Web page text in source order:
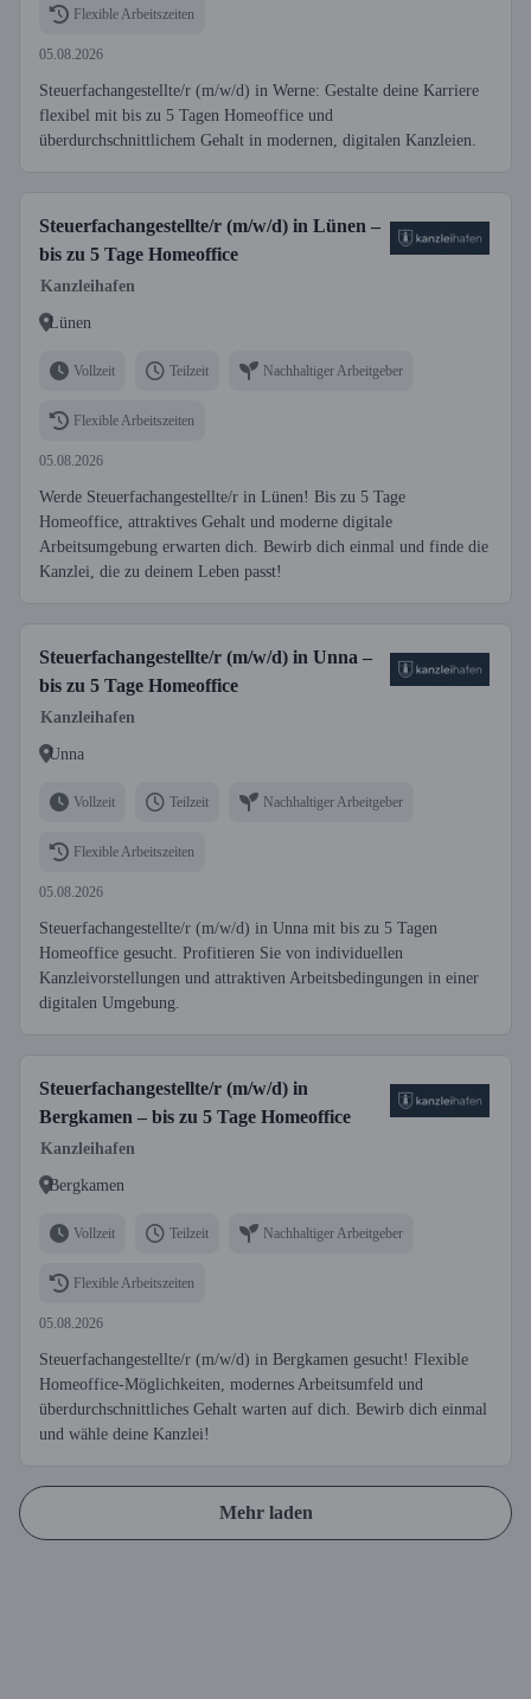
Flexible Arbeitszeiten
05.08.2026
Steuerfachangestellte/r (m/w/d) in Werne: Gestalte deine Karriere
flexibel mit bis zu 5 Tagen Homeoffice und
überdurchschnittlichem Gehalt in modernen, digitalen Kanzleien.
Steuerfachangestellte/r (m/w/d) in Lünen –
bis zu 5 Tage Homeoffice
Kanzleihafen
Lünen
Vollzeit Teilzeit Nachhaltiger Arbeitgeber
Flexible Arbeitszeiten
05.08.2026
Werde Steuerfachangestellte/r in Lünen! Bis zu 5 Tage
Homeoffice, attraktives Gehalt und moderne digitale
Arbeitsumgebung erwarten dich. Bewirb dich einmal und finde die
Kanzlei, die zu deinem Leben passt!
Steuerfachangestellte/r (m/w/d) in Unna –
bis zu 5 Tage Homeoffice
Kanzleihafen
Unna
Vollzeit Teilzeit Nachhaltiger Arbeitgeber
Flexible Arbeitszeiten
05.08.2026
Steuerfachangestellte/r (m/w/d) in Unna mit bis zu 5 Tagen
Homeoffice gesucht. Profitieren Sie von individuellen
Kanzleivorstellungen und attraktiven Arbeitsbedingungen in einer
digitalen Umgebung.
Steuerfachangestellte/r (m/w/d) in
Bergkamen – bis zu 5 Tage Homeoffice
Kanzleihafen
Bergkamen
Vollzeit Teilzeit Nachhaltiger Arbeitgeber
Flexible Arbeitszeiten
05.08.2026
Steuerfachangestellte/r (m/w/d) in Bergkamen gesucht! Flexible
Homeoffice-Möglichkeiten, modernes Arbeitsumfeld und
überdurchschnittliches Gehalt warten auf dich. Bewirb dich einmal
und wähle deine Kanzlei!
Mehr laden